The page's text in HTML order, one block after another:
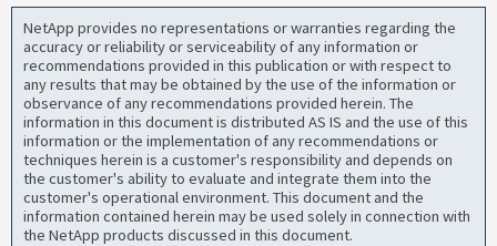
NetApp provides no representations or warranties regarding the
accuracy or reliability or serviceability of any information or
recommendations provided in this publication or with respect to
any results that may be obtained by the use of the information or
observance of any recommendations provided herein. The
information in this document is distributed AS IS and the use of this
information or the implementation of any recommendations or
techniques herein is a customer's responsibility and depends on
the customer's ability to evaluate and integrate them into the
customer's operational environment. This document and the
information contained herein may be used solely in connection with
the NetApp products discussed in this document.